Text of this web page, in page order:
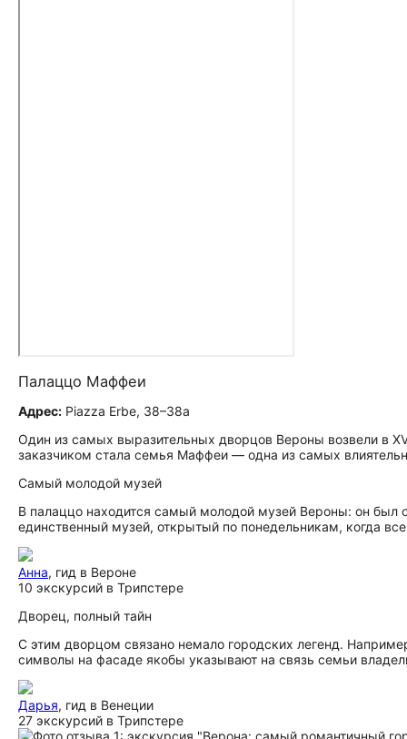
Палаццо Маффеи
Адрес: Piazza Erbe, 38–38a
Один из самых выразительных дворцов Вероны возвели в
заказчиком стала семья Маффеи — одна из самых
Самый молодой музей
В палаццо находится самый молодой музей Вероны: он был
единственный музей, открытый по понедельникам, когда
Анна, гид в Вероне
10 экскурсий в Трипстере
Дворец, полный тайн
С этим дворцом связано немало городских легенд.
символы на фасаде якобы указывают на связь семьи
Дарья, гид в Венеции
27 экскурсий в Трипстере